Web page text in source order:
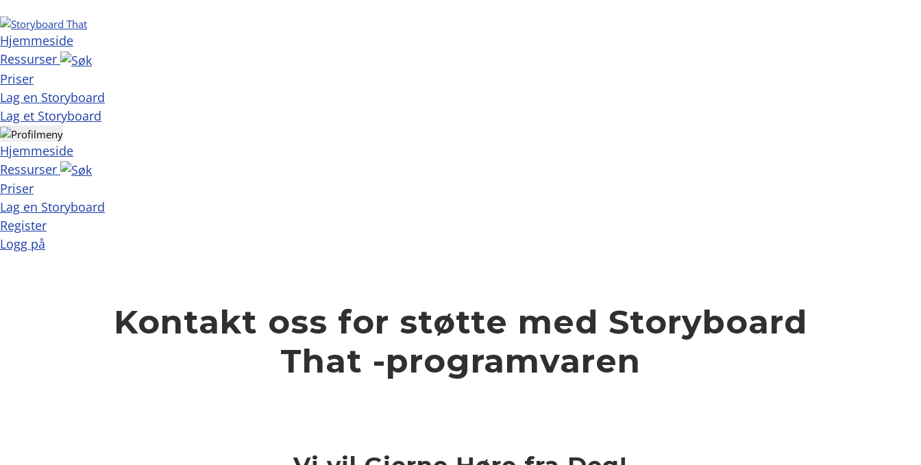
Hjemmeside
Ressurser
Priser
Lag en Storyboard
Lag et Storyboard
Hjemmeside
Ressurser
Priser
Lag en Storyboard
Register
Logg på
Kontakt oss for støtte med Storyboard
That -programvaren